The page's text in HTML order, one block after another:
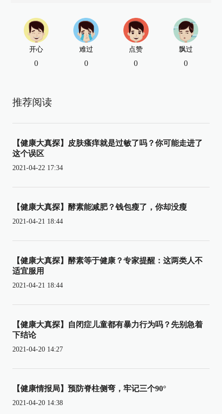
开心
0
难过
0
点赞
0
飘过
0
推荐阅读
【健康大真探】皮肤瘙痒就是过敏了吗？你可能走进了
这个误区
2021-04-22 17:34
【健康大真探】酵素能减肥？钱包瘦了，你却没瘦
2021-04-21 18:44
【健康大真探】酵素等于健康？专家提醒：这两类人不
适宜服用
2021-04-21 18:44
【健康大真探】自闭症儿童都有暴力行为吗？先别急着
下结论
2021-04-20 14:27
【健康情报局】预防脊柱侧弯，牢记三个90°
2021-04-20 14:38